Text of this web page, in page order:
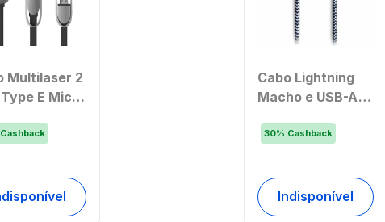
Multilaser 2
Type E Micro
Cashback
Cabo Lightning
Macho e USB-A
Cabo de 1,5
em Nylon Preto e
Cinza Multilaser -
WI343OUT
30% Cashback
Indisponível